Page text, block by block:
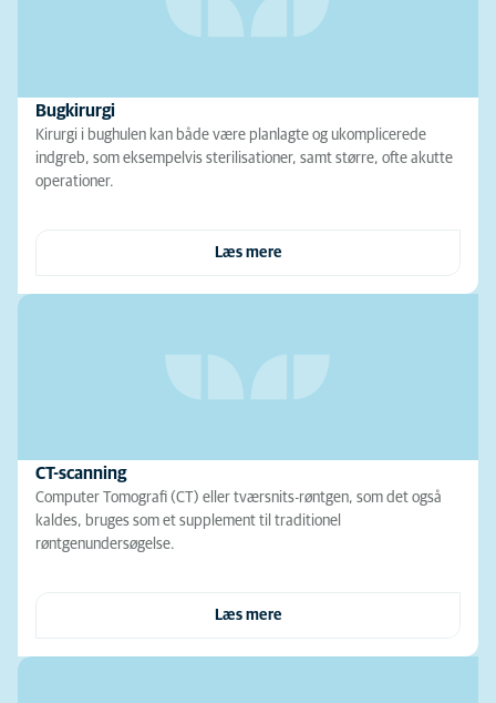
Bugkirurgi
Kirurgi i bughulen kan både være planlagte og ukomplicerede
indgreb, som eksempelvis sterilisationer, samt større, ofte akutte
operationer.
Læs mere
CT-scanning
Computer Tomografi (CT) eller tværsnits-røntgen, som det også
kaldes, bruges som et supplement til traditionel
røntgenundersøgelse.
Læs mere